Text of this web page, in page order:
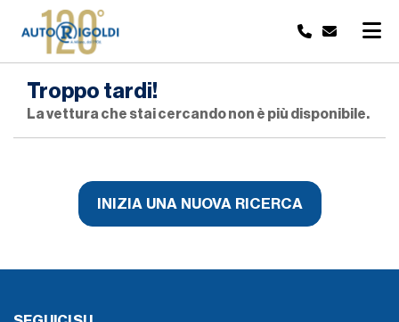
Troppo tardi!
La vettura che stai cercando non è più disponibile.
INIZIA UNA NUOVA RICERCA